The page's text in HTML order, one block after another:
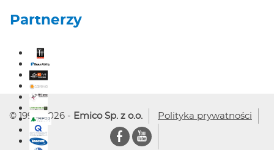
Partnerzy
© 1992-2026 - Emico Sp. z o.o. Polityka prywatności